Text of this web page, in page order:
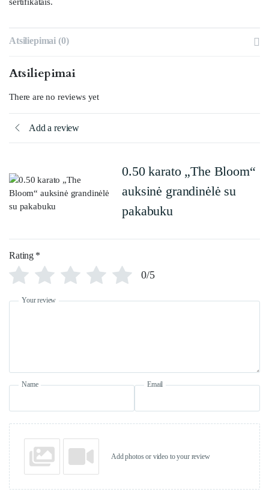
Atsiliepimai (0)
Atsiliepimai
There are no reviews yet
Add a review
0.50 karato „The Bloom“
auksinė grandinėlė su
pakabuku
Rating *
0/5
Your review
Name Email
Add photos or video to your review